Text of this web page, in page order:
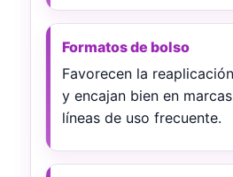
Formatos de bolso
Favorecen la
y encajan bien en
líneas de uso frecuente.